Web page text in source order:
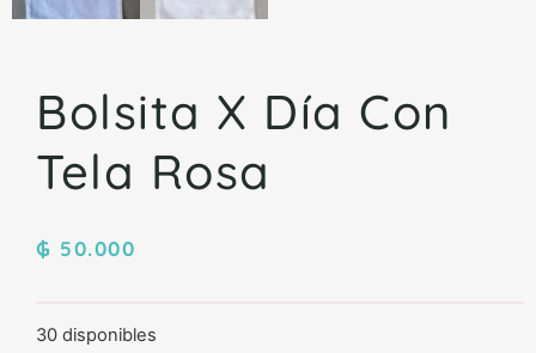
Bolsita X Día Con
Tela Rosa
₲ 50.000
30 disponibles